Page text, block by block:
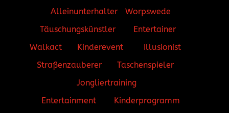
Alleinunterhalter
Worpswede
Täuschungskünstler
Entertainer
Walkact
Kinderevent
Illusionist
Straßenzauberer
Taschenspieler
Jongliertraining
Entertainment
Kinderprogramm